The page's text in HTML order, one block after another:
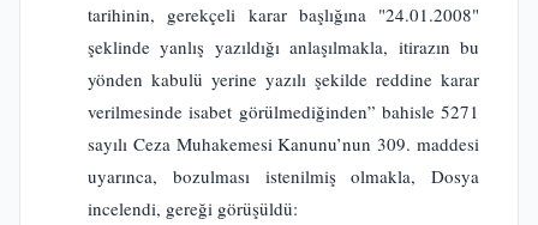
tarihinin, gerekçeli karar başlığına "24.01.2008"
şeklinde yanlış yazıldığı anlaşılmakla, itirazın bu
yönden kabulü yerine yazılı şekilde reddine karar
verilmesinde isabet görülmediğinden” bahisle 5271
sayılı Ceza Muhakemesi Kanunu’nun 309. maddesi
uyarınca, bozulması istenilmiş olmakla, Dosya
incelendi, gereği görüşüldü: